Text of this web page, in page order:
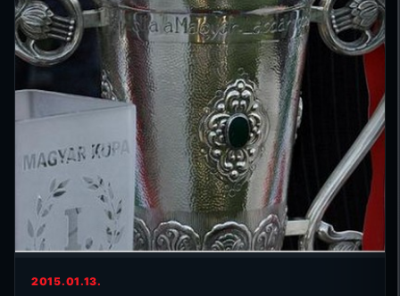
2015.01.13.